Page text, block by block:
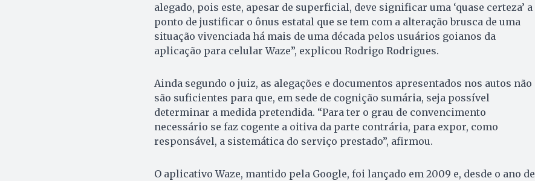
alegado, pois este, apesar de superficial, deve significar uma ‘quase certeza’ a
ponto de justificar o ônus estatal que se tem com a alteração brusca de uma
situação vivenciada há mais de uma década pelos usuários goianos da
aplicação para celular Waze”, explicou Rodrigo Rodrigues.
Ainda segundo o juiz, as alegações e documentos apresentados nos autos não
são suficientes para que, em sede de cognição sumária, seja possível
determinar a medida pretendida. “Para ter o grau de convencimento
necessário se faz cogente a oitiva da parte contrária, para expor, como
responsável, a sistemática do serviço prestado”, afirmou.
O aplicativo Waze, mantido pela Google, foi lançado em 2009 e, desde o ano de